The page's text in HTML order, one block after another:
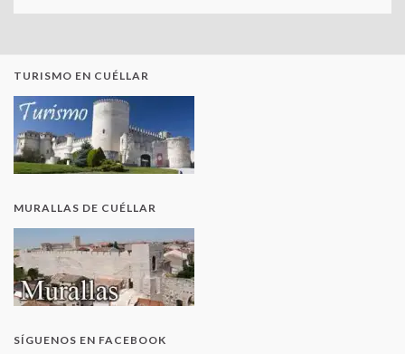
TURISMO EN CUÉLLAR
MURALLAS DE CUÉLLAR
SÍGUENOS EN FACEBOOK